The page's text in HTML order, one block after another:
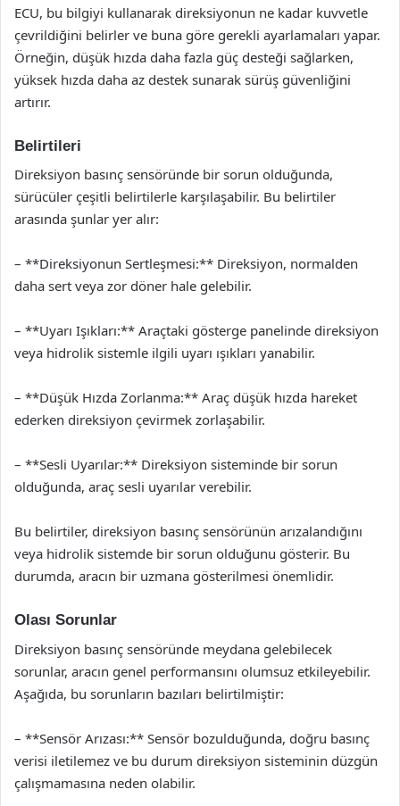
ECU, bu bilgiyi kullanarak direksiyonun ne kadar kuvvetle
çevrildiğini belirler ve buna göre gerekli ayarlamaları yapar.
Örneğin, düşük hızda daha fazla güç desteği sağlarken,
yüksek hızda daha az destek sunarak sürüş güvenliğini
artırır.
Belirtileri
Direksiyon basınç sensöründe bir sorun olduğunda,
sürücüler çeşitli belirtilerle karşılaşabilir. Bu belirtiler
arasında şunlar yer alır:
– **Direksiyonun Sertleşmesi:** Direksiyon, normalden
daha sert veya zor döner hale gelebilir.
– **Uyarı Işıkları:** Araçtaki gösterge panelinde direksiyon
veya hidrolik sistemle ilgili uyarı ışıkları yanabilir.
– **Düşük Hızda Zorlanma:** Araç düşük hızda hareket
ederken direksiyon çevirmek zorlaşabilir.
– **Sesli Uyarılar:** Direksiyon sisteminde bir sorun
olduğunda, araç sesli uyarılar verebilir.
Bu belirtiler, direksiyon basınç sensörünün arızalandığını
veya hidrolik sistemde bir sorun olduğunu gösterir. Bu
durumda, aracın bir uzmana gösterilmesi önemlidir.
Olası Sorunlar
Direksiyon basınç sensöründe meydana gelebilecek
sorunlar, aracın genel performansını olumsuz etkileyebilir.
Aşağıda, bu sorunların bazıları belirtilmiştir:
– **Sensör Arızası:** Sensör bozulduğunda, doğru basınç
verisi iletilemez ve bu durum direksiyon sisteminin düzgün
çalışmamasına neden olabilir.